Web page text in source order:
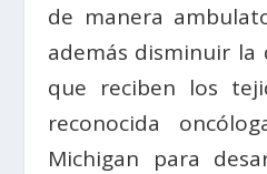
de manera
además disminuir la
que reciben los
reconocida
Michigan para